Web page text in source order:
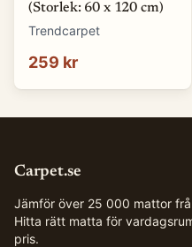
(Storlek: 60 x 120 cm)
Trendcarpet
259 kr
Carpet.se
Jämför över 25 000 mattor
Hitta rätt matta för
pris.